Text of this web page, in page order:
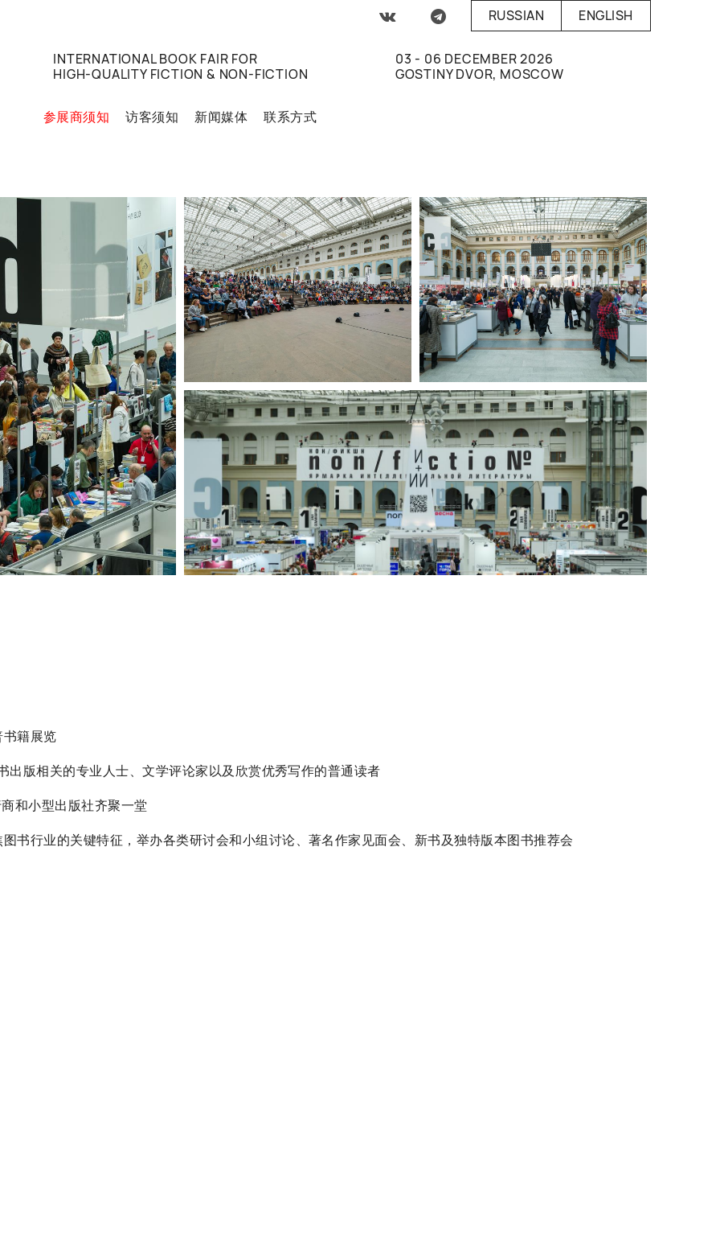
RUSSIAN ENGLISH
INTERNATIONAL BOOK FAIR FOR
HIGH-QUALITY FICTION & NON-FICTION
03 - 06 DECEMBER 2026
GOSTINY DVOR, MOSCOW
参展商须知 访客须知 新闻媒体 联系方式
籍展览
相关的专业人士、文学评论家以及欣赏优秀写作的普通读者
和小型出版社齐聚一堂
行业的关键特征，举办各类研讨会和小组讨论、著名作家见面会、新书及独特版本图书推荐会